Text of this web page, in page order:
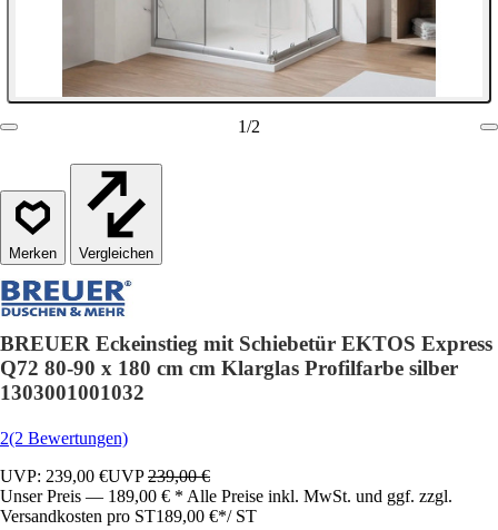
1/2
Vergleichen
BREUER Eckeinstieg mit Schiebetür EKTOS Express
Q72 80-90 x 180 cm cm Klarglas Profilfarbe silber
1303001001032
2(2 Bewertungen)
UVP: 239,00 €UVP239,00 €
Unser Preis — 189,00 € * Alle Preise inkl. MwSt. und ggf. zzgl.
Versandkosten pro ST189,00 €*/ ST